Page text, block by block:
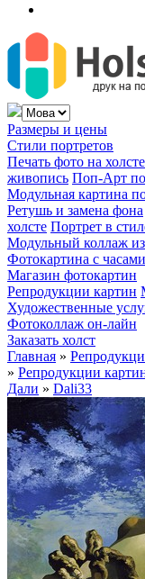
Размеры и цены
Стили портретов
Печать фото на холсте
живопись Поп-Арт
Модульная картина
Ретушь и замена фона
холсте Портрет в
Модульный коллаж из
Фотокартина с часами
Магазин фотокартин
Репродукции картин
Художественные
Фотоколлаж он-лайн
Заказать холст
Главная »
» Репродукции
Дали » Dali33